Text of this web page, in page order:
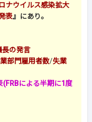
ナウイルス感染拡大
表』にあり。
長の発言
部門雇用者数/失業
による半期に1度